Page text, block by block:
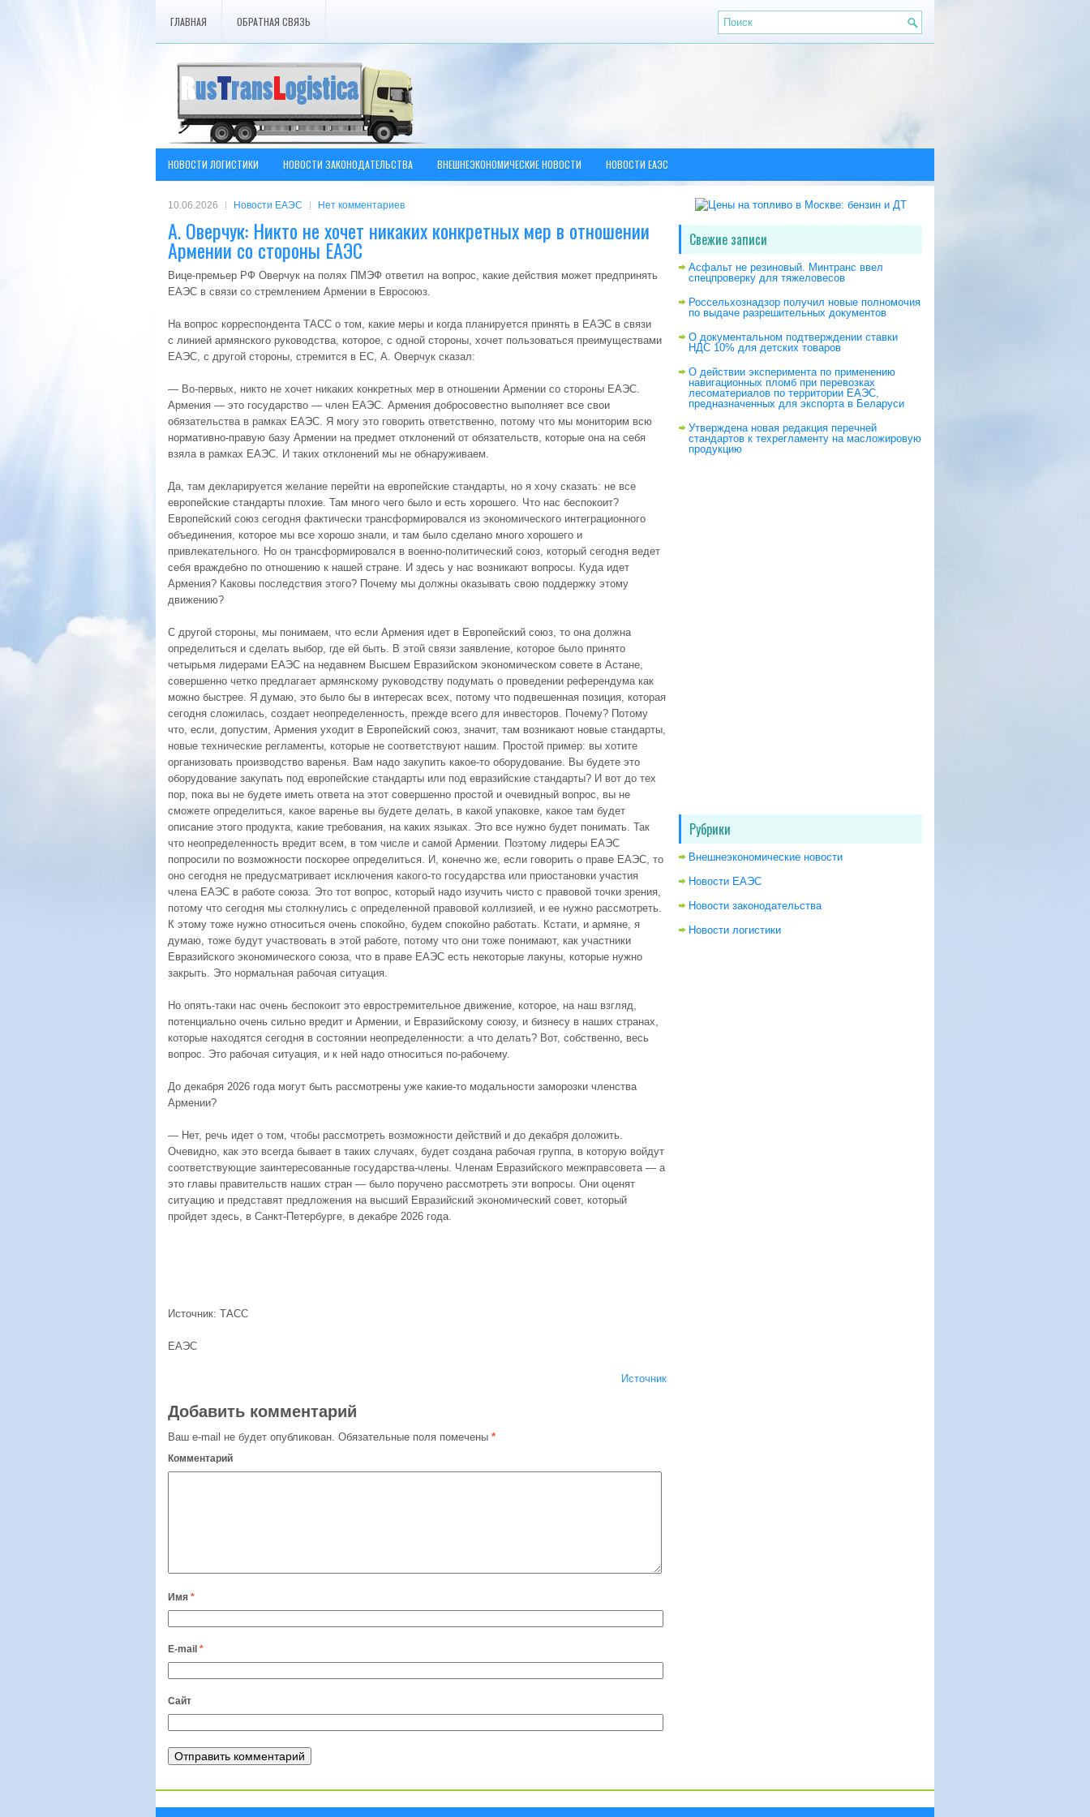
ГЛАВНАЯ ОБРАТНАЯ СВЯЗЬ
НОВОСТИ ЛОГИСТИКИ НОВОСТИ ЗАКОНОДАТЕЛЬСТВА ВНЕШНЕЭКОНОМИЧЕСКИЕ НОВОСТИ НОВОСТИ ЕАЭС
10.06.2026 Новости ЕАЭС Нет комментариев
А. Оверчук: Никто не хочет никаких конкретных мер в отношении
Армении со стороны ЕАЭС
Вице-премьер РФ Оверчук на полях ПМЭФ ответил на вопрос, какие действия может предпринять
ЕАЭС в связи со стремлением Армении в Евросоюз.
На вопрос корреспондента ТАСС о том, какие меры и когда планируется принять в ЕАЭС в связи
с линией армянского руководства, которое, с одной стороны, хочет пользоваться преимуществами
ЕАЭС, с другой стороны, стремится в ЕС, А. Оверчук сказал:
— Во-первых, никто не хочет никаких конкретных мер в отношении Армении со стороны ЕАЭС.
Армения — это государство — член ЕАЭС. Армения добросовестно выполняет все свои
обязательства в рамках ЕАЭС. Я могу это говорить ответственно, потому что мы мониторим всю
нормативно-правую базу Армении на предмет отклонений от обязательств, которые она на себя
взяла в рамках ЕАЭС. И таких отклонений мы не обнаруживаем.
Да, там декларируется желание перейти на европейские стандарты, но я хочу сказать: не все
европейские стандарты плохие. Там много чего было и есть хорошего. Что нас беспокоит?
Европейский союз сегодня фактически трансформировался из экономического интеграционного
объединения, которое мы все хорошо знали, и там было сделано много хорошего и
привлекательного. Но он трансформировался в военно-политический союз, который сегодня ведет
себя враждебно по отношению к нашей стране. И здесь у нас возникают вопросы. Куда идет
Армения? Каковы последствия этого? Почему мы должны оказывать свою поддержку этому
движению?
С другой стороны, мы понимаем, что если Армения идет в Европейский союз, то она должна
определиться и сделать выбор, где ей быть. В этой связи заявление, которое было принято
четырьмя лидерами ЕАЭС на недавнем Высшем Евразийском экономическом совете в Астане,
совершенно четко предлагает армянскому руководству подумать о проведении референдума как
можно быстрее. Я думаю, это было бы в интересах всех, потому что подвешенная позиция, которая
сегодня сложилась, создает неопределенность, прежде всего для инвесторов. Почему? Потому
что, если, допустим, Армения уходит в Европейский союз, значит, там возникают новые стандарты,
новые технические регламенты, которые не соответствуют нашим. Простой пример: вы хотите
организовать производство варенья. Вам надо закупить какое-то оборудование. Вы будете это
оборудование закупать под европейские стандарты или под евразийские стандарты? И вот до тех
пор, пока вы не будете иметь ответа на этот совершенно простой и очевидный вопрос, вы не
сможете определиться, какое варенье вы будете делать, в какой упаковке, какое там будет
описание этого продукта, какие требования, на каких языках. Это все нужно будет понимать. Так
что неопределенность вредит всем, в том числе и самой Армении. Поэтому лидеры ЕАЭС
попросили по возможности поскорее определиться. И, конечно же, если говорить о праве ЕАЭС, то
оно сегодня не предусматривает исключения какого-то государства или приостановки участия
члена ЕАЭС в работе союза. Это тот вопрос, который надо изучить чисто с правовой точки зрения,
потому что сегодня мы столкнулись с определенной правовой коллизией, и ее нужно рассмотреть.
К этому тоже нужно относиться очень спокойно, будем спокойно работать. Кстати, и армяне, я
думаю, тоже будут участвовать в этой работе, потому что они тоже понимают, как участники
Евразийского экономического союза, что в праве ЕАЭС есть некоторые лакуны, которые нужно
закрыть. Это нормальная рабочая ситуация.
Но опять-таки нас очень беспокоит это евростремительное движение, которое, на наш взгляд,
потенциально очень сильно вредит и Армении, и Евразийскому союзу, и бизнесу в наших странах,
которые находятся сегодня в состоянии неопределенности: а что делать? Вот, собственно, весь
вопрос. Это рабочая ситуация, и к ней надо относиться по-рабочему.
До декабря 2026 года могут быть рассмотрены уже какие-то модальности заморозки членства
Армении?
— Нет, речь идет о том, чтобы рассмотреть возможности действий и до декабря доложить.
Очевидно, как это всегда бывает в таких случаях, будет создана рабочая группа, в которую войдут
соответствующие заинтересованные государства-члены. Членам Евразийского межправсовета — а
это главы правительств наших стран — было поручено рассмотреть эти вопросы. Они оценят
ситуацию и представят предложения на высший Евразийский экономический совет, который
пройдет здесь, в Санкт-Петербурге, в декабре 2026 года.
Источник: ТАСС
ЕАЭС
Источник
Добавить комментарий
Ваш e-mail не будет опубликован. Обязательные поля помечены *
Комментарий
Имя *
E-mail *
Сайт
Свежие записи
Асфальт не резиновый. Минтранс ввел
спецпроверку для тяжеловесов
Россельхознадзор получил новые полномочия
по выдаче разрешительных документов
О документальном подтверждении ставки
НДС 10% для детских товаров
О действии эксперимента по применению
навигационных пломб при перевозках
лесоматериалов по территории ЕАЭС,
предназначенных для экспорта в Беларуси
Утверждена новая редакция перечней
стандартов к техрегламенту на масложировую
продукцию
Рубрики
Внешнеэкономические новости
Новости ЕАЭС
Новости законодательства
Новости логистики